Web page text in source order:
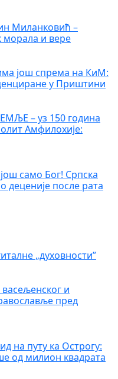
Миланковић –
морала и вере
још спрема на КиМ:
у Приштини
– уз 150 година
Амфилохије:
само Бог! Српска
деценије после рата
„духовности”
и
пред
на путу ка Острогу:
од милион квадрата